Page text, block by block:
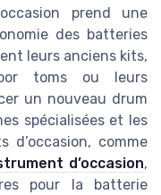
prend une
des batteries
leurs anciens kits,
toms ou leurs
un nouveau drum
spécialisées et les
d’occasion, comme
d’occasion,
pour la batterie